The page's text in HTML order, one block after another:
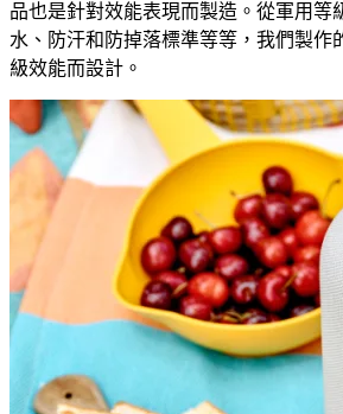
品也是針對效能表現而製造。從軍用等
水、防汗和防掉落標準等等，我們製作
級效能而設計。